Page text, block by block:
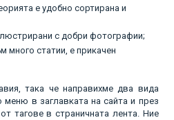
е удобно сортирана и
с добри фотографии;
много статии, е прикачен
така че направихме два вида
меню в заглавката на сайта и през
тагове в страничната лента. Ние